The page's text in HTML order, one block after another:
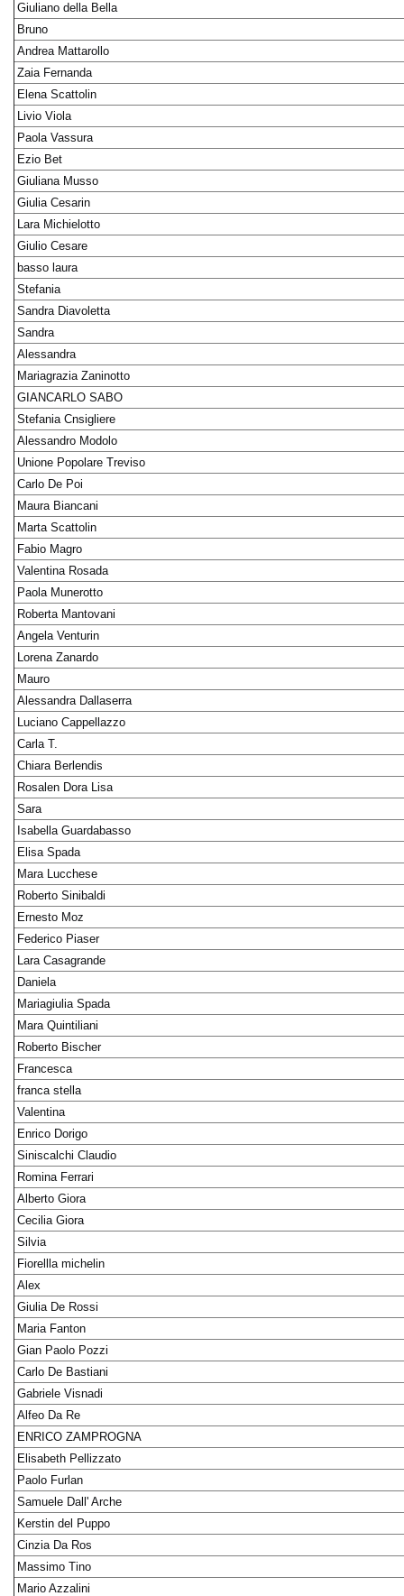
Giuliano della Bella
Bruno
Andrea Mattarollo
Zaia Fernanda
Elena Scattolin
Livio Viola
Paola Vassura
Ezio Bet
Giuliana Musso
Giulia Cesarin
Lara Michielotto
Giulio Cesare
basso laura
Stefania
Sandra Diavoletta
Sandra
Alessandra
Mariagrazia Zaninotto
GIANCARLO SABO
Stefania Cnsigliere
Alessandro Modolo
Unione Popolare Treviso
Carlo De Poi
Maura Biancani
Marta Scattolin
Fabio Magro
Valentina Rosada
Paola Munerotto
Roberta Mantovani
Angela Venturin
Lorena Zanardo
Mauro
Alessandra Dallaserra
Luciano Cappellazzo
Carla T.
Chiara Berlendis
Rosalen Dora Lisa
Sara
Isabella Guardabasso
Elisa Spada
Mara Lucchese
Roberto Sinibaldi
Ernesto Moz
Federico Piaser
Lara Casagrande
Daniela
Mariagiulia Spada
Mara Quintiliani
Roberto Bischer
Francesca
franca stella
Valentina
Enrico Dorigo
Siniscalchi Claudio
Romina Ferrari
Alberto Giora
Cecilia Giora
Silvia
Fiorellla michelin
Alex
Giulia De Rossi
Maria Fanton
Gian Paolo Pozzi
Carlo De Bastiani
Gabriele Visnadi
Alfeo Da Re
ENRICO ZAMPROGNA
Elisabeth Pellizzato
Paolo Furlan
Samuele Dall' Arche
Kerstin del Puppo
Cinzia Da Ros
Massimo Tino
Mario Azzalini